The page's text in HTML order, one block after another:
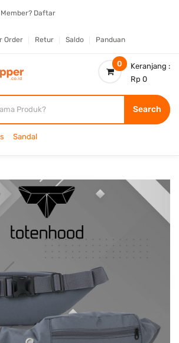
Daftar
Order Retur Saldo Panduan
0
Keranjang :
Rp 0
Search
Sandal